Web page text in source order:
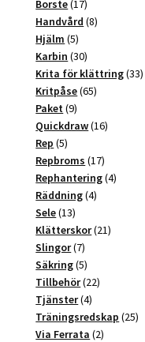
v
e
Borste 1717
produkter
Handvård 88
Hjälm 55
produkter
Karbin 3030
produkter
Krita för klättring 3333
Kritpåse 6565
Paket 99
produkter
Quickdraw 1616
Rep 55
produkter
Repbroms 1717
produkter
Rephantering 44
Räddning 44
Sele 1313
produkter
Klätterskor 2121
Slingor 77
produkter
Säkring 55
produkter
Tillbehör 2222
Tjänster 44
produkter
Träningsredskap 2525
Via Ferrata 22